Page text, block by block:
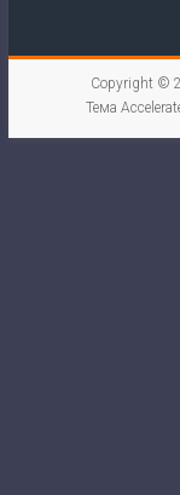
Copyright ©
Тема